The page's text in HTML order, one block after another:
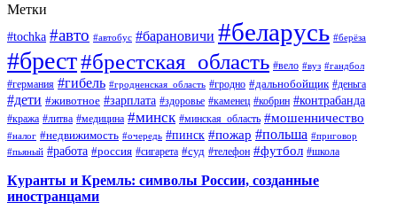
Метки
#tochka #авто #автобус #барановичи #беларусь #берёза
#брест#брестская_область #вело #вуз #гандбол
#германия #гибель #гродненская_область #гродно #дальнобойщик #деньга
#дети #животное #зарплата #здоровье #каменец #кобрин #контрабанда
#кража #литва #медицина #минск #минская_область #мошенничество
#налог #недвижимость #очередь #пинск #пожар #польша #приговор
#пьяный #работа #россия #сигарета #суд #телефон #футбол #школа
Куранты и Кремль: символы России, созданные
иностранцами